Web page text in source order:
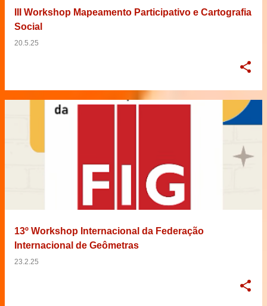
III Workshop Mapeamento Participativo e Cartografia
Social
20.5.25
13º Workshop Internacional da Federação
Internacional de Geômetras
23.2.25